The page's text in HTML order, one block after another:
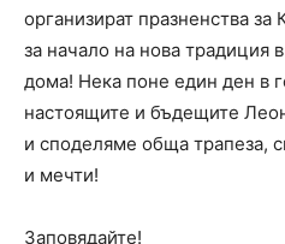
организират празненства
за начало на нова традиция
дома! Нека поне един ден в
настоящите и бъдещите
и споделяме обща трапеза,
и мечти!
Заповядайте!